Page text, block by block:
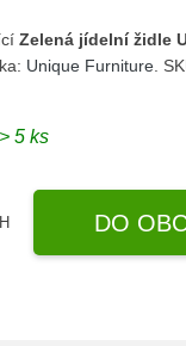
Zelená jídelní židle
Unique Furniture .
5 ks
DO